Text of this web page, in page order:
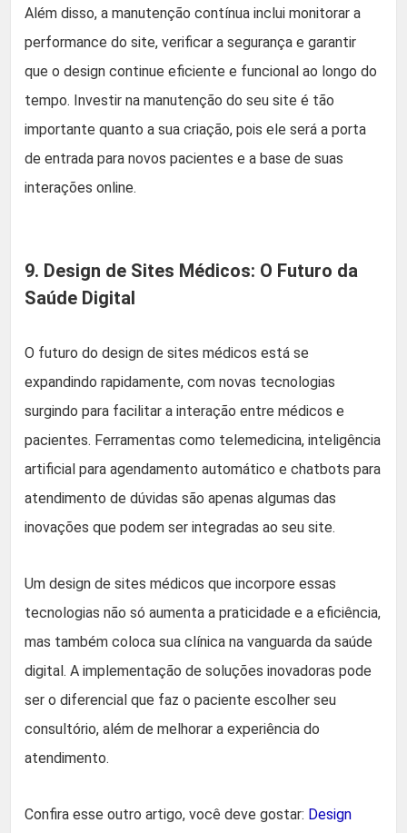
Além disso, a manutenção contínua inclui monitorar a
performance do site, verificar a segurança e garantir
que o design continue eficiente e funcional ao longo do
tempo. Investir na manutenção do seu site é tão
importante quanto a sua criação, pois ele será a porta
de entrada para novos pacientes e a base de suas
interações online.
9. Design de Sites Médicos: O Futuro da
Saúde Digital
O futuro do design de sites médicos está se
expandindo rapidamente, com novas tecnologias
surgindo para facilitar a interação entre médicos e
pacientes. Ferramentas como telemedicina, inteligência
artificial para agendamento automático e chatbots para
atendimento de dúvidas são apenas algumas das
inovações que podem ser integradas ao seu site.
Um design de sites médicos que incorpore essas
tecnologias não só aumenta a praticidade e a eficiência,
mas também coloca sua clínica na vanguarda da saúde
digital. A implementação de soluções inovadoras pode
ser o diferencial que faz o paciente escolher seu
consultório, além de melhorar a experiência do
atendimento.
Confira esse outro artigo, você deve gostar: Design